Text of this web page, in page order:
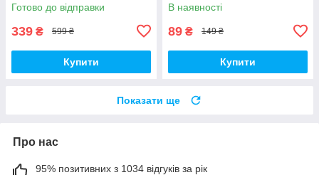
Готово до відправки
339 ₴ 599 ₴
Купити
В наявності
89 ₴ 149 ₴
Купити
Показати ще
Про нас
95% позитивних з 1034 відгуків за рік